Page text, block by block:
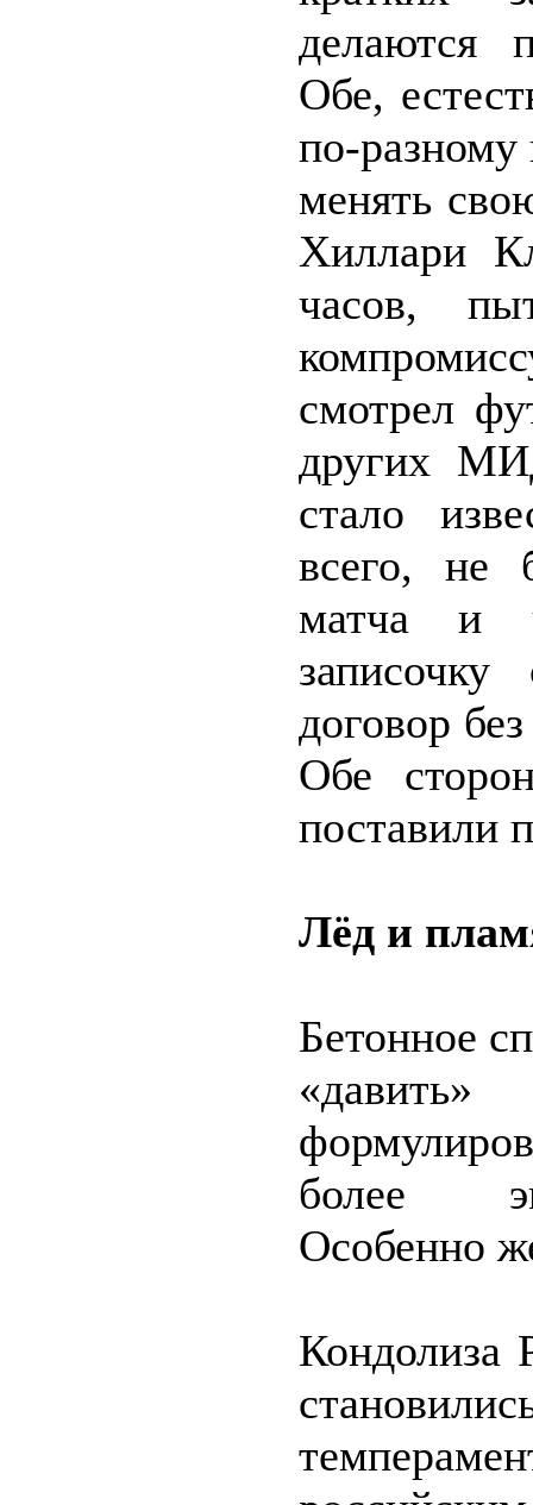
делаются
Обе,
по-разному
менять
Хиллари
часов,
смотрел
других
стало
всего, не
матча и
договор
Обе
поставили
Лёд и
Бетонное
«давить»
более
Особенно
Кондолиза